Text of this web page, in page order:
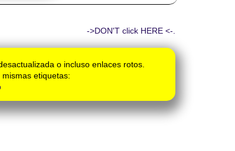
->DON'T click HERE <-.
o incluso enlaces rotos.
etiquetas: